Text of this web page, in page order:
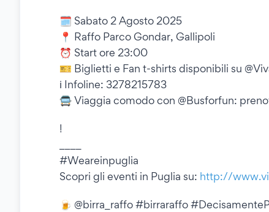
🗓️ Sabato 2 Agosto 2025
📍 Raffo Parco Gondar, Gallipoli
⏰ Start ore 23:00
🎫 Biglietti e Fan t-shirts disponibili su
ℹ️ Infoline: 3278215783
🚍 Viaggia comodo con @Busforfun:
!
#Weareinpuglia
Scopri gli eventi in Puglia su: http://
🍺 @birra_raffo #birraraffo